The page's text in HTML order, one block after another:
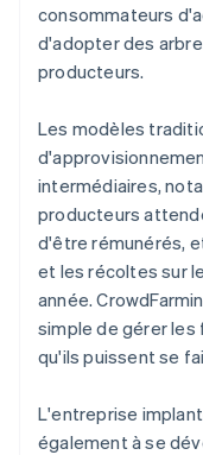
consommateurs
d'adopter des
producteurs.
Les modèles
intermédiaires,
producteurs
d'être rémunérés,
et les récoltes sur
année.
simple de gérer
qu'ils puissent se
L'entreprise
également à se